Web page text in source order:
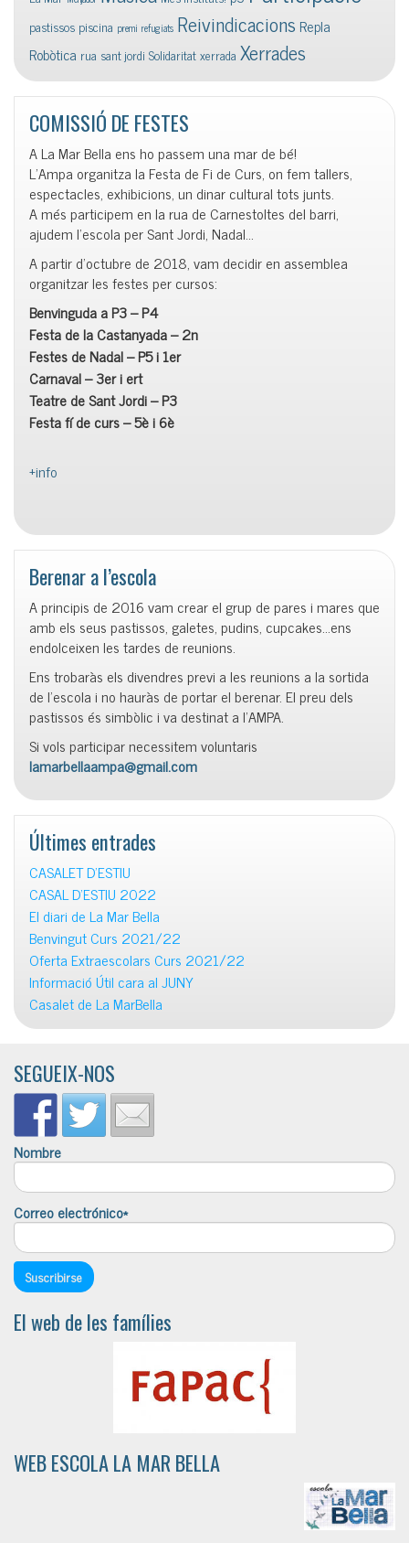
pastissos piscina premi refugiats Reivindicacions Repla
Robòtica rua sant jordi Solidaritatxerrada Xerrades
COMISSIÓ DE FESTES
A La Mar Bella ens ho passem una mar de bé!
L’Ampa organitza la Festa de Fi de Curs, on fem tallers,
espectacles, exhibicions, un dinar cultural tots junts.
A més participem en la rua de Carnestoltes del barri,
ajudem l’escola per Sant Jordi, Nadal…
A partir d’octubre de 2018, vam decidir en assemblea
organitzar les festes per cursos:
Benvinguda a P3 – P4
Festa de la Castanyada – 2n
Festes de Nadal – P5 i 1er
Carnaval – 3er i ert
Teatre de Sant Jordi – P3
Festa fí de curs – 5è i 6è
+info
Berenar a l’escola
A principis de 2016 vam crear el grup de pares i mares que
amb els seus pastissos, galetes, pudins, cupcakes…ens
endolceixen les tardes de reunions.
Ens trobaràs els divendres previ a les reunions a la sortida
de l’escola i no hauràs de portar el berenar. El preu dels
pastissos és simbòlic i va destinat a l’AMPA.
Si vols participar necessitem voluntaris
lamarbellaampa@gmail.com
Últimes entrades
CASALET D’ESTIU
CASAL D’ESTIU 2022
El diari de La Mar Bella
Benvingut Curs 2021/22
Oferta Extraescolars Curs 2021/22
Informació Útil cara al JUNY
Casalet de La MarBella
SEGUEIX-NOS
Nombre
Correo electrónico*
El web de les famílies
WEB ESCOLA LA MAR BELLA